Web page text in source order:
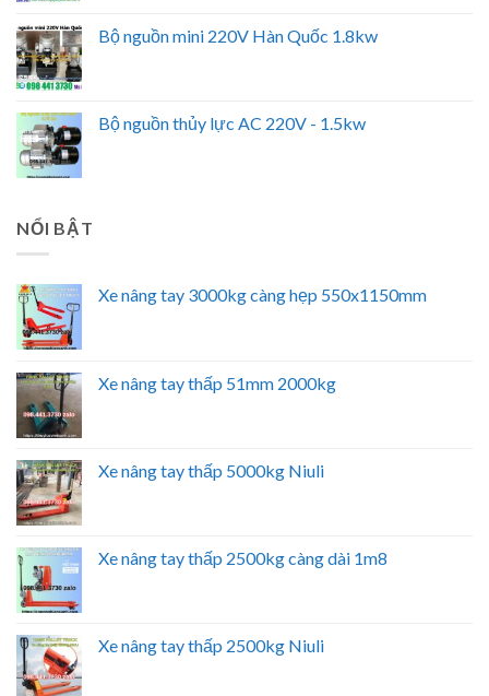
Bộ nguồn mini 220V Hàn Quốc 1.8kw
Bộ nguồn thủy lực AC 220V - 1.5kw
NỔI BẬT
Xe nâng tay 3000kg càng hẹp 550x1150mm
Xe nâng tay thấp 51mm 2000kg
Xe nâng tay thấp 5000kg Niuli
Xe nâng tay thấp 2500kg càng dài 1m8
Xe nâng tay thấp 2500kg Niuli